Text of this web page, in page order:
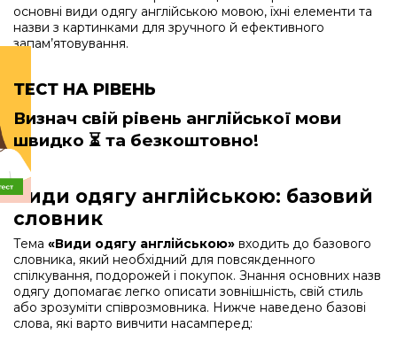
основні види одягу англійською мовою, їхні елементи та
назви з картинками для зручного й ефективного
запам’ятовування.
ТЕСТ НА РІВЕНЬ
Визнач свій рівень англійської мови
швидко ⏳ та безкоштовно!
Види одягу англійською: базовий
словник
Тема «Види одягу англійською» входить до базового
словника, який необхідний для повсякденного
спілкування, подорожей і покупок. Знання основних назв
одягу допомагає легко описати зовнішність, свій стиль
або зрозуміти співрозмовника. Нижче наведено базові
слова, які варто вивчити насамперед: